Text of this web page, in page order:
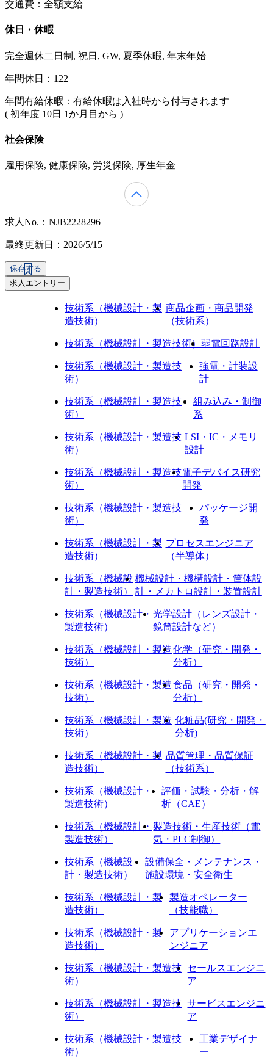
交通費：全額支給
休日・休暇
完全週休二日制, 祝日, GW, 夏季休暇, 年末年始
年間休日：122
年間有給休暇：有給休暇は入社時から付与されます
( 初年度 10日 1か月目から )
社会保険
雇用保険, 健康保険, 労災保険, 厚生年金
求人No.：NJB2228296
最終更新日：2026/5/15
保存する
求人エントリー
技術系（機械設計・製
造技術）
商品企画・商品開発
（技術系）
技術系（機械設計・製造技術） 弱電回路設計
技術系（機械設計・製造技
術）
強電・計装設
計
技術系（機械設計・製造技
術）
組み込み・制御
系
技術系（機械設計・製造技
術）
LSI・IC・メモリ
設計
技術系（機械設計・製造技
術）
電子デバイス研究
開発
技術系（機械設計・製造技
術）
パッケージ開
発
技術系（機械設計・製
造技術）
プロセスエンジニア
（半導体）
技術系（機械設
計・製造技術）
機械設計・機構設計・筐体設
計・メカトロ設計・装置設計
技術系（機械設計・
製造技術）
光学設計（レンズ設計・
鏡筒設計など）
技術系（機械設計・製造
技術）
化学（研究・開発・
分析）
技術系（機械設計・製造
技術）
食品（研究・開発・
分析）
技術系（機械設計・製造
技術）
化粧品(研究・開発・
分析)
技術系（機械設計・製
造技術）
品質管理・品質保証
（技術系）
技術系（機械設計・
製造技術）
評価・試験・分析・解
析（CAE）
技術系（機械設計・
製造技術）
製造技術・生産技術（電
気・PLC制御）
技術系（機械設
計・製造技術）
設備保全・メンテナンス・
施設環境・安全衛生
技術系（機械設計・製
造技術）
製造オペレーター
（技能職）
技術系（機械設計・製
造技術）
アプリケーションエ
ンジニア
技術系（機械設計・製造技
術）
セールスエンジニ
ア
技術系（機械設計・製造技
術）
サービスエンジニ
ア
技術系（機械設計・製造技
術）
工業デザイナ
ー